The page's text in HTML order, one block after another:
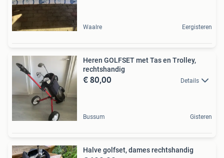
Waalre Eergisteren
Heren GOLFSET met Tas en Trolley,
rechtshandig
€ 80,00 Details
Bussum Gisteren
Halve golfset, dames rechtshandig